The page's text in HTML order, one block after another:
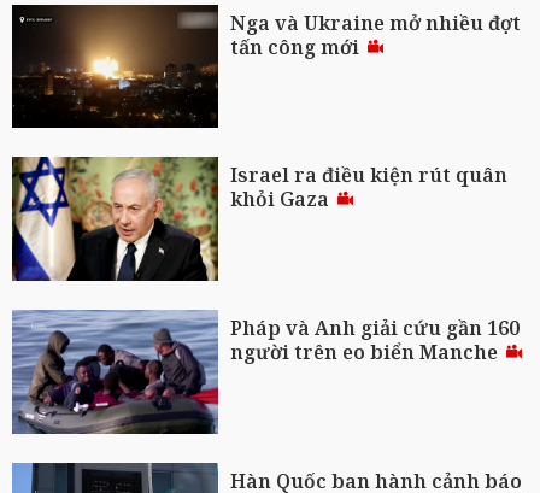
Nga và Ukraine mở nhiều đợt
tấn công mới
Israel ra điều kiện rút quân
khỏi Gaza
Pháp và Anh giải cứu gần 160
người trên eo biển Manche
Hàn Quốc ban hành cảnh báo